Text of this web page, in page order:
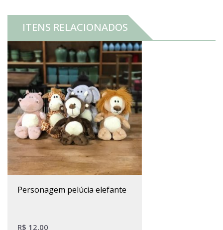
ITENS RELACIONADOS
personagem pelúcia elefante
R$ 12,00